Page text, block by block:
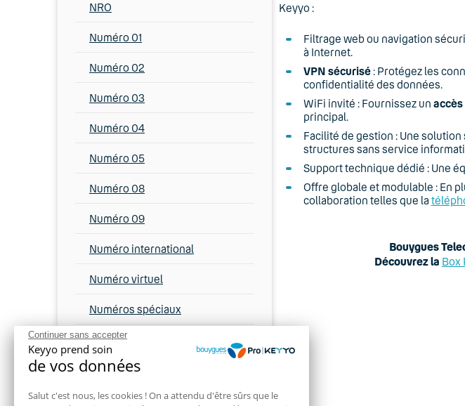
Continuer sans accepter
Keyyo prend soin
de vos données
Salut c'est nous, les cookies ! On a attendu d'être sûrs que le
NRO
Numéro 01
Numéro 02
Numéro 03
Numéro 04
Numéro 05
Numéro 08
Numéro 09
Numéro international
Numéro virtuel
Numéros spéciaux
O
Keyyo :
Filtrage web ou navigation
à Internet.
VPN sécurisé: Protégez les
confidentialité des données.
WiFi invité : Fournissez un accès
principal.
Facilité de gestion : Une
structures sans service
Support technique dédié : Une
Offre globale et modulable : En
collaboration telles que la
Bouygues
Découvrez la Box